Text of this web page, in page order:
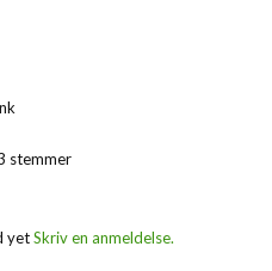
stemmer
yetSkriv en anmeldelse.